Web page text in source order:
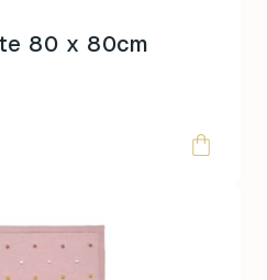
80 x 80cm